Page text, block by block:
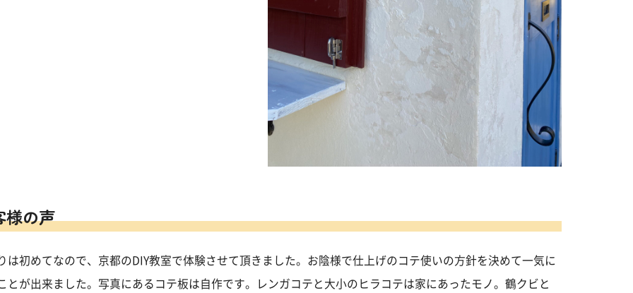
様の声
は初めてなので、京都のDIY教室で体験させて頂きました。お陰様で仕上げのコテ使いの方針を決めて一気に
とが出来ました。写真にあるコテ板は自作です。レンガコテと大小のヒラコテは家にあったモノ。鶴クビと